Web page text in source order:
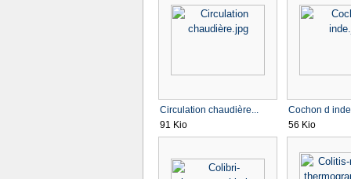
Circulation chaudière...
91 Kio
Cochon d
56 Kio